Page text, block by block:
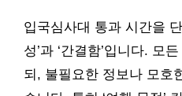
입국심사대 통과 시간을
성’과 ‘간결함’입니다. 모
되, 불필요한 정보나 모호